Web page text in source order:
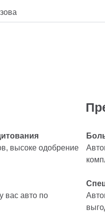
высоке одобрение
вас авто по